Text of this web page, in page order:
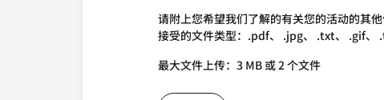
请附上您希望我们了解的有关您的活动的其
接受的文件类型：.pdf、 .jpg、 .txt、 .gif
最大文件上传：3 MB 或 2 个文件